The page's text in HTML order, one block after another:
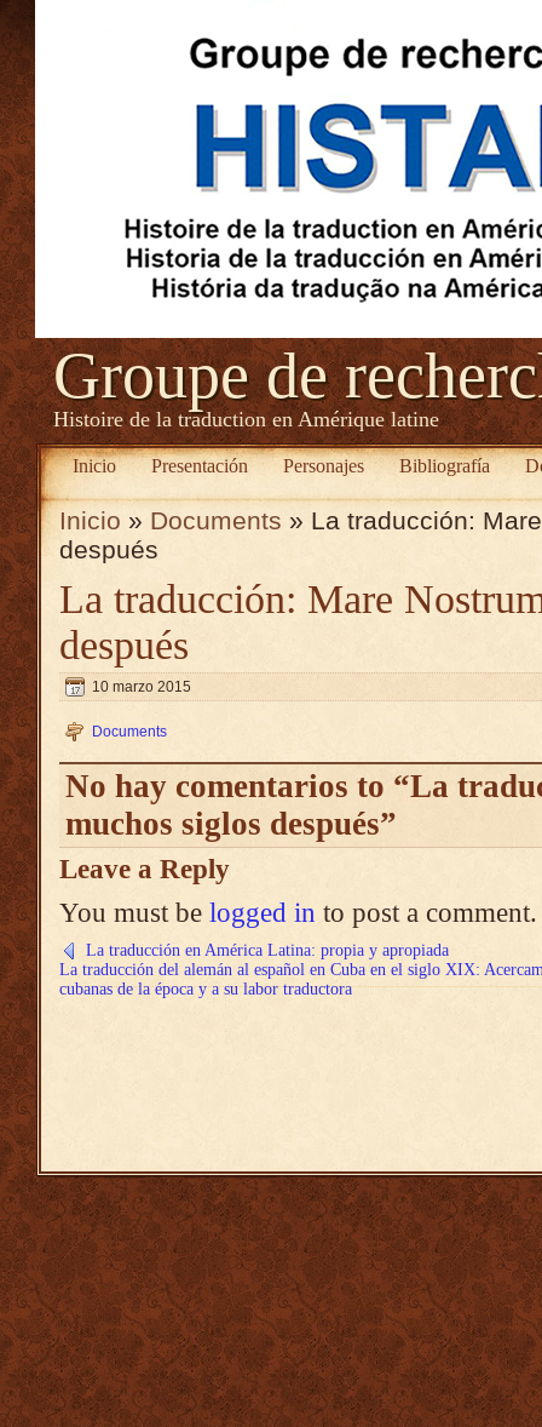
Groupe de
Histoire de la traduction en Amérique latine
Inicio Presentación Personajes Bibliografía
Inicio » Documents » La traducción:
después
La traducción: Mare
después
10 marzo 2015
Documents
No hay comentarios to “La
muchos siglos después”
Leave a Reply
You must be logged in to post a comment.
La traducción en América Latina: propia y apropiada
La traducción del alemán al español en Cuba en el siglo XIX:
cubanas de la época y a su labor traductora